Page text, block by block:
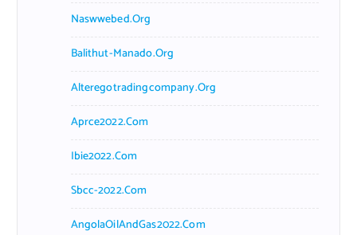
Naswwebed.org
Balithut-Manado.org
Alteregotradingcompany.org
Aprce2022.com
Ibie2022.com
Sbcc-2022.com
AngolaOilAndGas2022.com